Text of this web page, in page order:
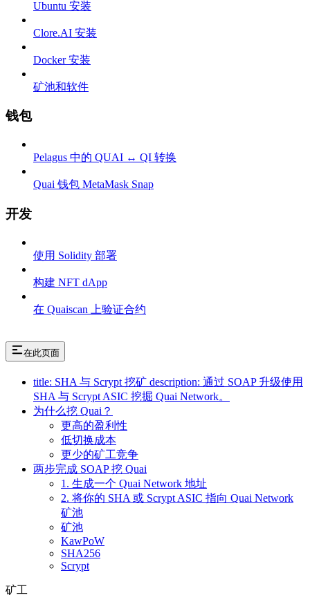
Ubuntu 安装
Clore.AI 安装
Docker 安装
矿池和软件
钱包
Pelagus 中的 QUAI ↔ QI 转换
Quai 钱包 MetaMask Snap
开发
使用 Solidity 部署
构建 NFT dApp
在 Quaiscan 上验证合约
在此页面
title: SHA 与 Scrypt 挖矿 description: 通过 SOAP 升级使用
SHA 与 Scrypt ASIC 挖掘 Quai Network。
为什么挖 Quai？
更高的盈利性
低切换成本
更少的矿工竞争
两步完成 SOAP 挖 Quai
1. 生成一个 Quai Network 地址
2. 将你的 SHA 或 Scrypt ASIC 指向 Quai Network
矿池
矿池
KawPoW
SHA256
Scrypt
矿工